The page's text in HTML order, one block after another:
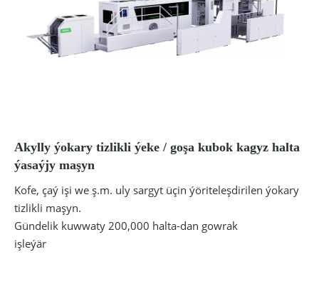
Akylly ýokary tizlikli ýeke / goşa kubok kagyz halta
ýasaýjy maşyn
Kofe, çaý işi we ş.m. uly sargyt üçin ýöriteleşdirilen ýokary
tizlikli maşyn.
Gündelik kuwwaty 200,000 halta-dan gowrak
işleýär